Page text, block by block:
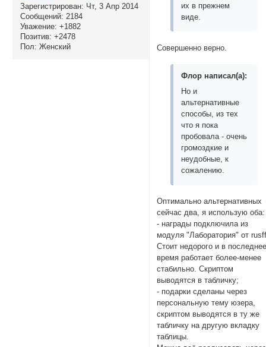
Зарегистрирован: Чт, 3 Апр 2014
Сообщений: 2184
Уважение: +1882
Позитив: +2478
Пол: Женский
их в прежнем
виде.
Совершенно верно.
Флор написал(а):
Но и
альтернативные
способы, из тех
что я пока
пробовала - очень
громоздкие и
неудобные, к
сожалению.
Оптимально альтернативных
сейчас два, я использую оба:
- награды подключила из
модуля "Лаборатория" от
Стоит недорого и в
время работает более-менее
стабильно. Скриптом
выводятся в табличку;
- подарки сделаны через
персональную тему юзера,
скриптом выводятся в ту же
табличку на другую вкладку
таблицы.